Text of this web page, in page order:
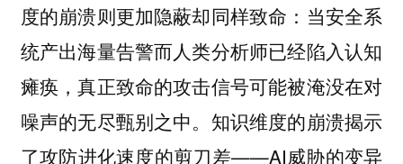
度的崩溃则更加隐蔽却同样致命：当安全系
统产出海量告警而人类分析师已经陷入认知
瘫痪，真正致命的攻击信号可能被淹没在对
噪声的无尽甄别之中。知识维度的崩溃揭示
了攻防进化速度的剪刀差——AI威胁的变异